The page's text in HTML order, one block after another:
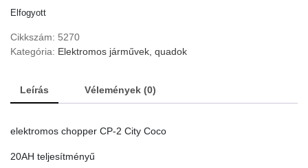
Elfogyott
Cikkszám: 5270
Kategória: Elektromos járművek, quadok
Leírás Vélemények (0)
elektromos chopper CP-2 City Coco
20AH teljesítményű